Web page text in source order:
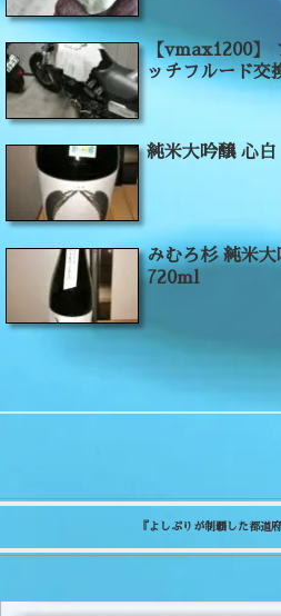
【vmax1200】
ッチフルード交
純米大吟醸 心白
みむろ杉 純米
720ml
『よしぷりが制覇した都道